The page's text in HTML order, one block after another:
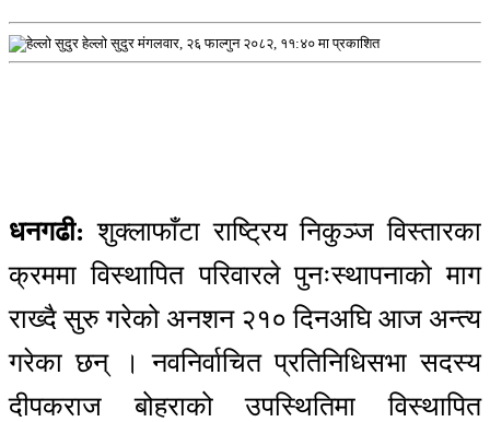
हेल्लो सुदुर मंगलवार, २६ फाल्गुन २०८२, ११:४० मा प्रकाशित
धनगढी: शुक्लाफाँटा राष्ट्रिय निकुञ्ज विस्तारका
क्रममा विस्थापित परिवारले पुनःस्थापनाको माग
राख्दै सुरु गरेको अनशन २१० दिनअघि आज अन्त्य
गरेका छन् । नवनिर्वाचित प्रतिनिधिसभा सदस्य
दीपकराज बोहराको उपस्थितिमा विस्थापित